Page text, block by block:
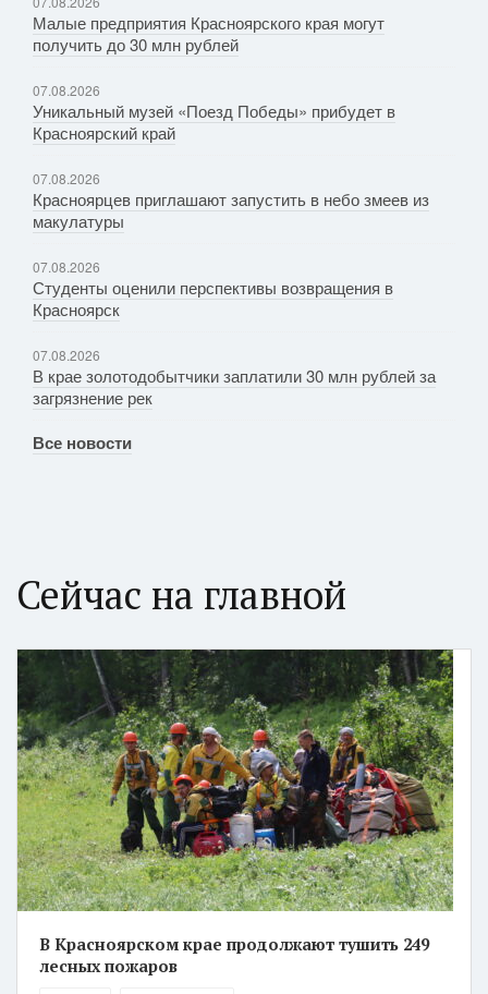
Малые предприятия Красноярского края могут
получить до 30 млн рублей
07.08.2026
Уникальный музей «Поезд Победы» прибудет в
Красноярский край
07.08.2026
Красноярцев приглашают запустить в небо змеев из
макулатуры
07.08.2026
Студенты оценили перспективы возвращения в
Красноярск
07.08.2026
В крае золотодобытчики заплатили 30 млн рублей за
загрязнение рек
Все новости
Сейчас на главной
В Красноярском крае продолжают тушить 249
лесных пожаров